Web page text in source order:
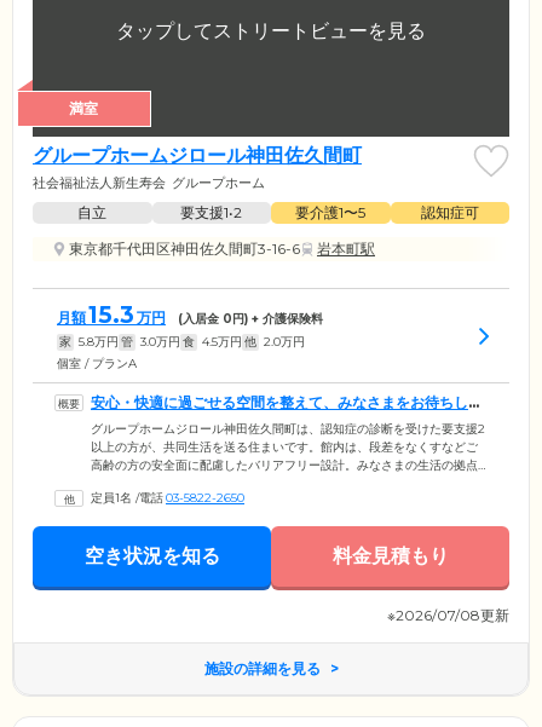
満室
グループホームジロール神田佐久間町
社会福祉法人新生寿会 グループホーム
自立 要支援1•2 要介護1〜5
認知症可
東京都千代田区神田佐久間町3-16-6
岩本町駅
月額15.3 万円 (入居金 0円) + 介護保険料
家 5.8万円 管 3.0万円 食 4.5万円 他 2.0万円
個室 / プランA
安心・快適に過ごせる空間を整えて、みなさまをお待ちして
います
グループホームジロール神田佐久間町は、認知症の診断を受けた要支援2
以上の方が、共同生活を送る住まいです。館内は、段差をなくすなどご
高齢の方の安全面に配慮したバリアフリー設計。みなさまの生活の拠点
た。各お部屋には車いす対応のトイレを設置しており、周囲を気にせず
ん、栄養バランスも考慮したメニューを朝昼夕の1日3食ご提供。ほかの
ご入居者様との会話に花を咲かせながら、和気あいあいとしたひととき
定員1名 /電話03-5822-2650
空き状況を知る 料金見積もり
※2026/07/08更新
施設の詳細を見る